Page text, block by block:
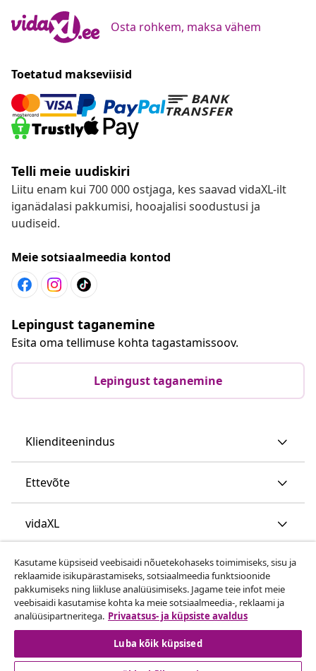
Osta rohkem, maksa vähem
Toetatud makseviisid
Telli meie uudiskiri
Liitu enam kui 700 000 ostjaga, kes saavad vidaXL-ilt
iganädalasi pakkumisi, hooajalisi soodustusi ja
uudiseid.
Meie sotsiaalmeedia kontod
Lepingust taganemine
Esita oma tellimuse kohta tagastamissoov.
Lepingust taganemine
Klienditeenindus
Ettevõte
vidaXL
Vaata rohkem
Kasutame küpsiseid veebisaidi nõuetekohaseks toimimiseks, sisu ja
reklaamide isikupärastamiseks, sotsiaalmeedia funktsioonide
pakkumiseks ning liikluse analüüsimiseks. Jagame teie infot meie
veebisaidi kasutamise kohta ka meie sotsiaalmeedia-, reklaami ja
analüüsipartneritega. Privaatsus- ja küpsiste avaldus
Luba kõik küpsised